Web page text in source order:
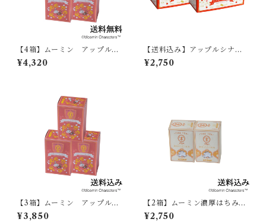
【4箱】ムーミン アップルシ
ナモンティー07411
¥4,320
【送料込み】アップルシナモ
ンティー 2箱020126
¥2,750
【3箱】ムーミン アップルシ
ナモンティー07410
¥3,850
【2箱】ムーミン濃厚はちみつ
紅茶 07412
¥2,750